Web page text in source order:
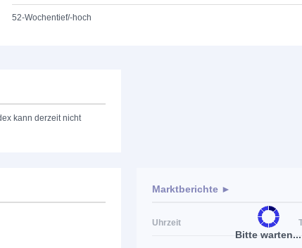
52-Wochentief/-hoch
kann derzeit nicht
Bitte warten...
Marktberichte ►
Uhrzeit